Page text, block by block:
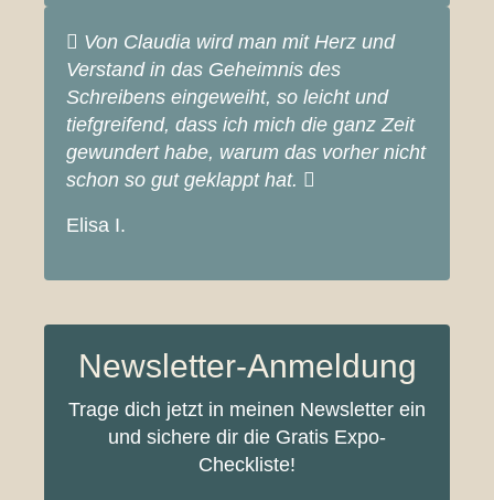
Von Claudia wird man mit Herz und
Verstand in das Geheimnis des
Schreibens eingeweiht, so leicht und
tiefgreifend, dass ich mich die ganz Zeit
gewundert habe, warum das vorher nicht
schon so gut geklappt hat.
Elisa I.
Newsletter-Anmeldung
Trage dich jetzt in meinen Newsletter ein
und sichere dir die Gratis Expo-
Checkliste!